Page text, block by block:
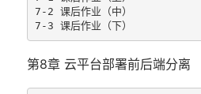
7-2 课后作业（中）
7-3 课后作业（下）
第8章 云平台部署前后端分离